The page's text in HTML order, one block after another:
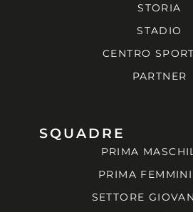
STORIA
STADIO
CENTRO
PARTNER
SQUADRE
PRIMA
PRIMA
SETTORE